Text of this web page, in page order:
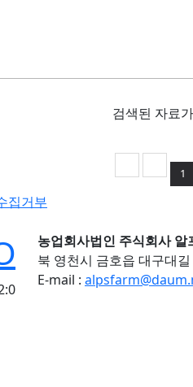
검색된 자료
1
집거부
농업회사법인 주식회사 알
북 영천시 금호읍 대구대
E-mail :